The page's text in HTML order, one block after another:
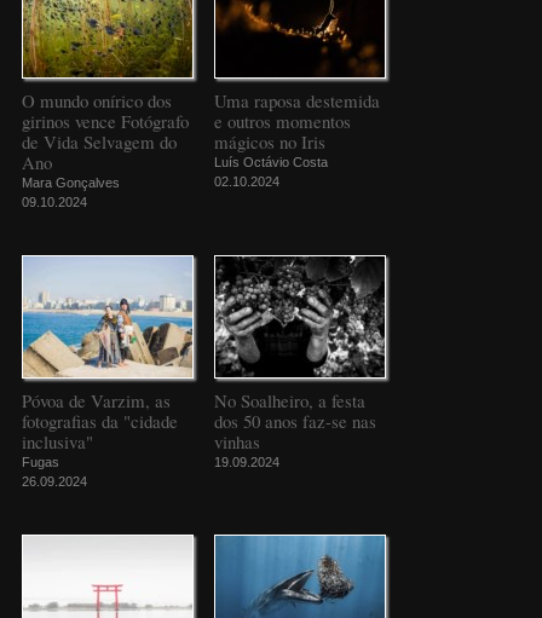
O mundo onírico dos
girinos vence Fotógrafo
de Vida Selvagem do
Ano
Mara Gonçalves
09.10.2024
Uma raposa destemida
e outros momentos
mágicos no Iris
Luís Octávio Costa
02.10.2024
Póvoa de Varzim, as
fotografias da "cidade
inclusiva"
Fugas
26.09.2024
No Soalheiro, a festa
dos 50 anos faz-se nas
vinhas
19.09.2024